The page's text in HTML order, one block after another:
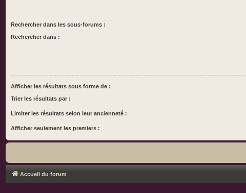
Rechercher dans les sous-forums :
Rechercher dans :
Afficher les résultats sous forme de :
Trier les résultats par :
Limiter les résultats selon leur ancienneté :
Afficher seulement les premiers :
Accueil du forum